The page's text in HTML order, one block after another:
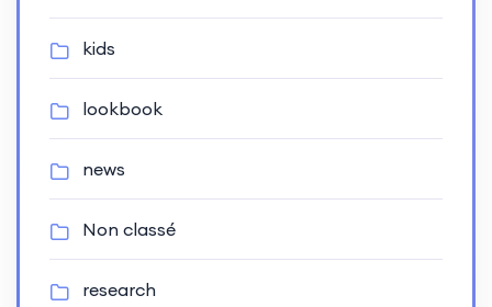
kids
lookbook
news
Non classé
research